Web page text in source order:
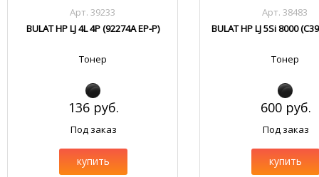
Арт. 39233
BULAT HP LJ 4L 4P (92274A EP-P)
Тонер
136 руб.
Под заказ
купить
Арт. 38483
BULAT HP LJ 5Si 8000
Тонер
600 руб.
Под заказ
купить